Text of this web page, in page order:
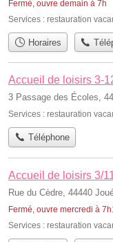
Fermé, ouvre demain à 7h
Services : restauration
Horaires
Accueil de loisirs 3-
3 Passage des Écoles,
Services : restauration
Téléphone
Accueil de loisirs 3/
Rue du Cèdre, 44440
Fermé, ouvre mercredi à
Services : restauration